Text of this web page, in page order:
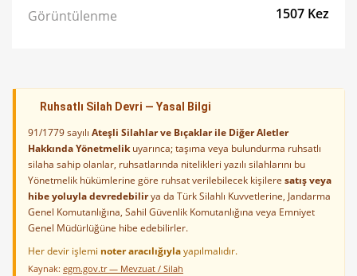
Görüntülenme
1507 Kez
Ruhsatlı Silah Devri — Yasal Bilgi
91/1779 sayılı Ateşli Silahlar ve Bıçaklar ile Diğer Aletler
Hakkında Yönetmelikuyarınca; taşıma veya bulundurma ruhsatlı
silaha sahip olanlar, ruhsatlarında nitelikleri yazılı silahlarını bu
Yönetmelik hükümlerine göre ruhsat verilebilecek kişilere satış veya
hibe yoluyla devredebilirya da Türk Silahlı Kuvvetlerine, Jandarma
Genel Komutanlığına, Sahil Güvenlik Komutanlığına veya Emniyet
Genel Müdürlüğüne hibe edebilirler.
Her devir işlemi noter aracılığıylayapılmalıdır.
Kaynak: egm.gov.tr — Mevzuat / Silah